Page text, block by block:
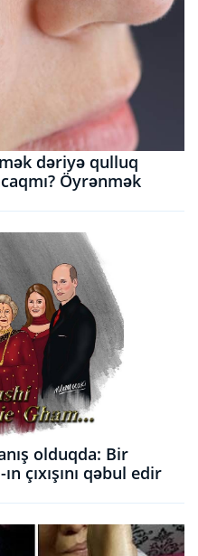
dəriyə qulluq
Öyrənmək
olduqda: Bir
çıxışını qəbul edir